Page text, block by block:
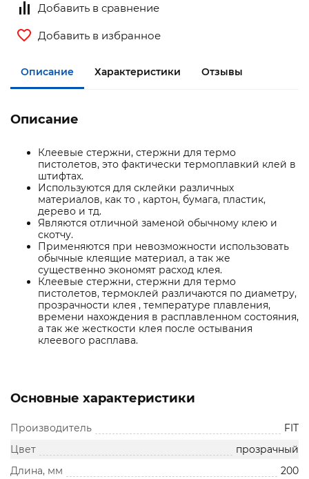
Добавить в сравнение
Добавить в избранное
Описание Характеристики Отзывы
Описание
Клеевые стержни, стержни для термо
пистолетов, это фактически термоплавкий клей в
штифтах.
Используются для склейки различных
материалов, как то , картон, бумага, пластик,
дерево и тд.
Являются отличной заменой обычному клею и
скотчу.
Применяются при невозможности использовать
обычные клеящие материал, а так же
существенно экономят расход клея.
Клеевые стержни, стержни для термо
пистолетов, термоклей различаются по диаметру,
прозрачности клея , температуре плавления,
времени нахождения в расплавленном состояния,
а так же жесткости клея после остывания
клеевого расплава.
Основные характеристики
Производитель
FIT
Цвет
прозрачный
Длина, мм
200